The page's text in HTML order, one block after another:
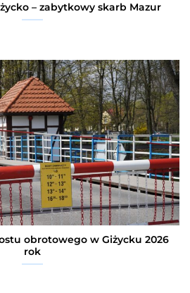
– zabytkowy skarb Mazur
obrotowego w Giżycku 2026
rok